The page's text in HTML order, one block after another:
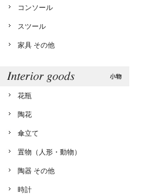
コンソール
スツール
家具 その他
花瓶
陶花
傘立て
置物（人形・動物）
陶器 その他
時計